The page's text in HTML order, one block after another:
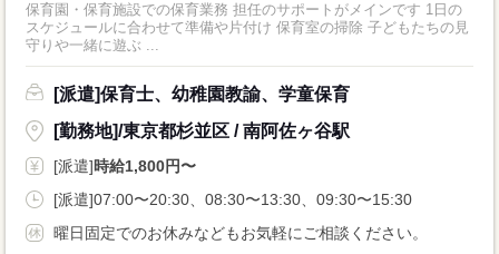
保育園・保育施設での保育業務 担任のサポートがメインです 1日の
スケジュールに合わせて準備や片付け 保育室の掃除 子どもたちの見
守りや一緒に遊ぶ ...
[派遣]保育士、幼稚園教諭、学童保育
[勤務地]/東京都杉並区 / 南阿佐ヶ谷駅
[派遣]時給1,800円〜
[派遣]07:00〜20:30、08:30〜13:30、09:30〜15:30
曜日固定でのお休みなどもお気軽にご相談ください。